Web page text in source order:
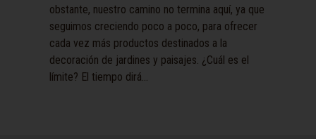
obstante, nuestro camino no termina aquí, ya que
seguimos creciendo poco a poco, para ofrecer
cada vez más productos destinados a la
decoración de jardines y paisajes. ¿Cuál es el
límite? El tiempo dirá…